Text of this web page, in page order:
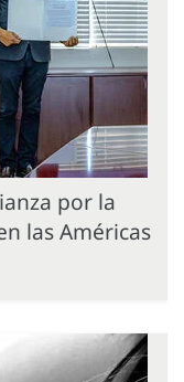
por la
las Américas